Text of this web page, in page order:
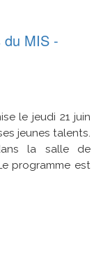
du MIS -
le jeudi 21 juin
jeunes talents.
la salle de
programme est